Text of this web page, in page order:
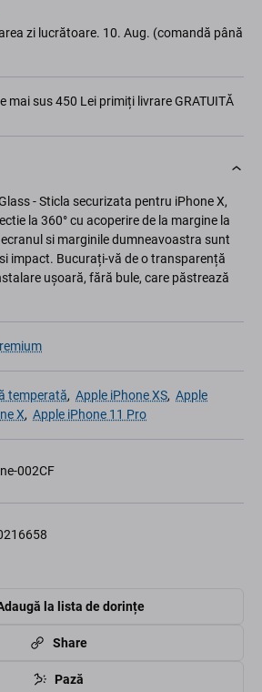
zi lucrătoare. 10. Aug. (comandă până
mai sus 450 Lei primiți livrare GRATUITĂ
- Sticla securizata pentru iPhone X,
la 360° cu acoperire de la margine la
si marginile dumneavoastra sunt
impact. Bucurați-vă de o transparență
ușoară, fără bule, care păstrează
temperată, Apple iPhone XS, Apple
X, Apple iPhone 11 Pro
002CF
la lista de dorințe
Share
Pază